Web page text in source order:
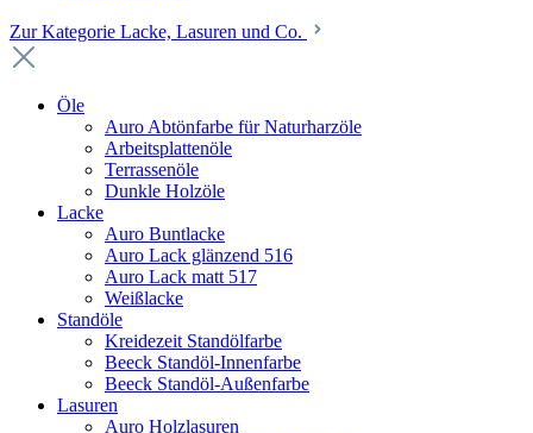
Zur Kategorie Lacke, Lasuren und Co.
Öle
Auro Abtönfarbe für Naturharzöle
Arbeitsplattenöle
Terrassenöle
Dunkle Holzöle
Lacke
Auro Buntlacke
Auro Lack glänzend 516
Auro Lack matt 517
Weißlacke
Standöle
Kreidezeit Standölfarbe
Beeck Standöl-Innenfarbe
Beeck Standöl-Außenfarbe
Lasuren
Auro Holzlasuren